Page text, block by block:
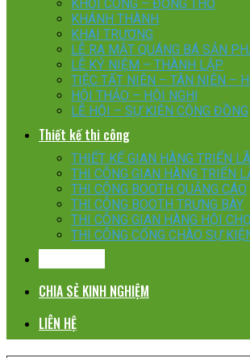
KHỞI CÔNG – ĐỘNG THỔ
KHÁNH THÀNH
KHAI TRƯƠNG
LỄ RA MẮT QUÁNG BÁ SẢN
LỄ KỶ NIỆM – THÀNH LẬP
TIỆC TẤT NIÊN – TÂN NIÊN –
HỘI THẢO – HỘI NGHỊ
LỄ HỘI – SỰ KIỆN CỘNG ĐỒNG
Thiết kế thi công
THIẾT KẾ GIAN HÀNG TRIỂN
THI CÔNG GIAN HÀNG TRIỂN
THI CÔNG BOOTH QUẢNG CÁO
THI CÔNG BOOTH TRƯNG BÀY
THI CÔNG GIAN HÀNG HỘI
THI CÔNG CỔNG CHÀO SỰ
CHIA SẺ KINH NGHIỆM
LIÊN HỆ